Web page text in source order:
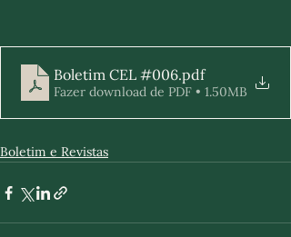
Boletim CEL #006.pdf
Fazer download de PDF • 1.50MB
Boletim e Revistas